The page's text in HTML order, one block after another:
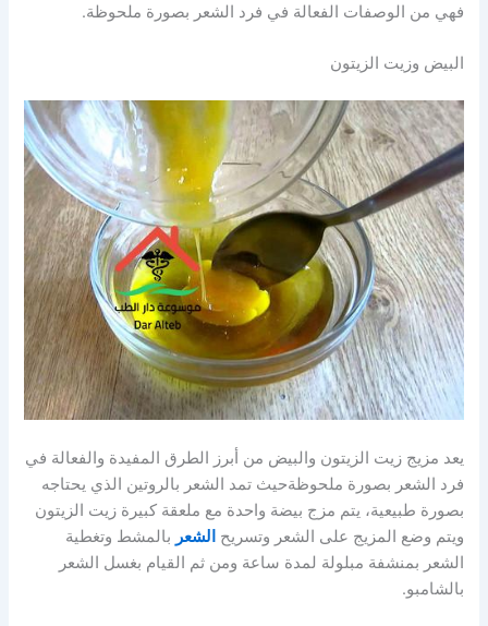
فهي من الوصفات الفعالة في فرد الشعر بصورة ملحوظة.
البيض وزيت الزيتون
يعد مزيج زيت الزيتون والبيض من أبرز الطرق المفيدة والفعالة في
فرد الشعر بصورة ملحوظةحيث تمد الشعر بالروتين الذي يحتاجه
بصورة طبيعية، يتم مزج بيضة واحدة مع ملعقة كبيرة زيت الزيتون
ويتم وضع المزيج على الشعر وتسريح الشعر بالمشط وتغطية
الشعر بمنشفة مبلولة لمدة ساعة ومن ثم القيام بغسل الشعر
بالشامبو.